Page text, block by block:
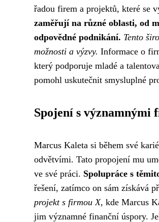
řadou firem a projektů, které se
zaměřují na různé oblasti, od
odpovědné podnikání. Tento
možnosti a výzvy. Informace o
který podporuje mladé a
pomohl uskutečnit smysluplné
Spojení s významnými
Marcus Kaleta si během své
odvětvími. Tato propojení mu
ve své práci. Spolupráce s
řešení, zatímco on sám získává
projekt s firmou X, kde Marcus
jim významné finanční úspory.